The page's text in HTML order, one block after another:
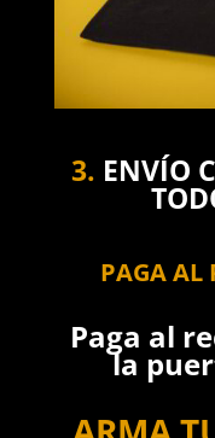
3. ENVÍO
PAGA AL
Paga al
la